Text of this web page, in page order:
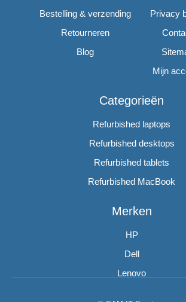
Bestelling & verzending
Retourneren
Blog
Privacy
Mijn
Categorieën
Refurbished laptops
Refurbished desktops
Refurbished tablets
Refurbished MacBook
Merken
HP
Dell
Lenovo